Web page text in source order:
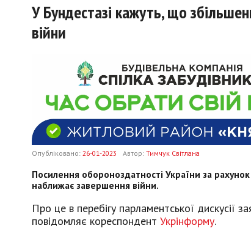
У Бундестазі кажуть, що
війни
Опубліковано: 26-01-2023 Автор: Тимчук Світлана
Посилення обороноздатності України за
наближає завершення війни.
Про це в перебігу парламентської дискусії
повідомляє кореспондент Укрінформу.